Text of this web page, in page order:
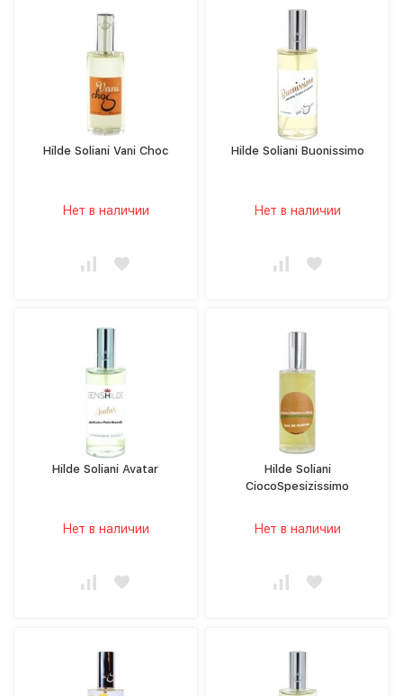
Hilde Soliani Vani Choc
Нет в наличии
Hilde Soliani Buonissimo
Нет в наличии
Hilde Soliani Avatar
Нет в наличии
Hilde Soliani
CiocoSpesizissimo
Нет в наличии